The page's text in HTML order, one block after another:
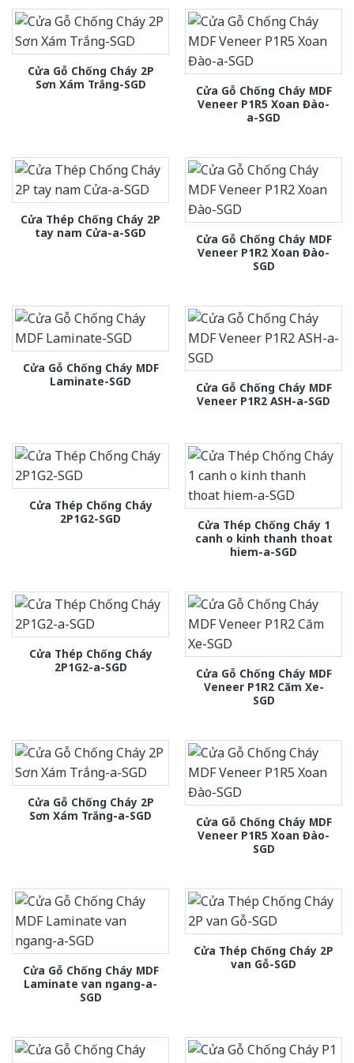
Cửa Gỗ Chống Cháy 2P
Sơn Xám Trắng-SGD
Cửa Gỗ Chống Cháy MDF
Veneer P1R5 Xoan Đào-
a-SGD
Cửa Thép Chống Cháy 2P
tay nam Cửa-a-SGD
Cửa Gỗ Chống Cháy MDF
Veneer P1R2 Xoan Đào-
SGD
Cửa Gỗ Chống Cháy MDF
Laminate-SGD
Cửa Gỗ Chống Cháy MDF
Veneer P1R2 ASH-a-SGD
Cửa Thép Chống Cháy
2P1G2-SGD
Cửa Thép Chống Cháy 1
canh o kinh thanh thoat
hiem-a-SGD
Cửa Thép Chống Cháy
2P1G2-a-SGD
Cửa Gỗ Chống Cháy MDF
Veneer P1R2 Căm Xe-
SGD
Cửa Gỗ Chống Cháy 2P
Sơn Xám Trắng-a-SGD
Cửa Gỗ Chống Cháy MDF
Veneer P1R5 Xoan Đào-
SGD
Cửa Gỗ Chống Cháy MDF
Laminate van ngang-a-
SGD
Cửa Thép Chống Cháy 2P
van Gỗ-SGD